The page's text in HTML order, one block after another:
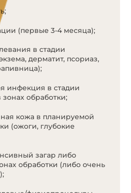
(первые 3-4 месяца);
в стадии
дерматит, псориаз,
инфекция в стадии
обработки;
кожа в планируемой
(ожоги, глубокие
загар либо
обработки (либо очень